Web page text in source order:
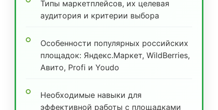
Типы маркетплейсов, их целевая
аудитория и критерии выбора
Особенности популярных российских
площадок: Яндекс.Маркет, WildBerries,
Авито, Profi и Youdo
Необходимые навыки для
эффективной работы с площадками